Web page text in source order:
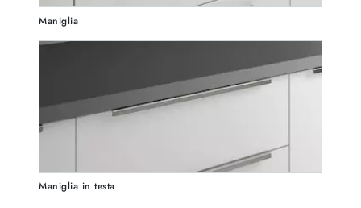
Maniglia
Maniglia in testa